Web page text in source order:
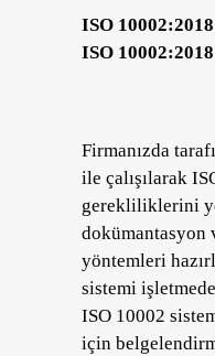
ISO 10002:2018
ISO
Firmanızda
ile çalışılarak
gerekliliklerini
yöntemleri
sistemi
ISO 10002
için